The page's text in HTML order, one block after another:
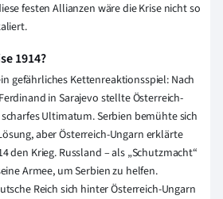
festen Allianzen wäre die Krise nicht so
1914?
gefährliches Kettenreaktionsspiel: Nach
in Sarajevo stellte Österreich-
Ultimatum. Serbien bemühte sich
aber Österreich-Ungarn erklärte
den Krieg. Russland – als „Schutzmacht“
Armee, um Serbien zu helfen.
Reich sich hinter Österreich-Ungarn